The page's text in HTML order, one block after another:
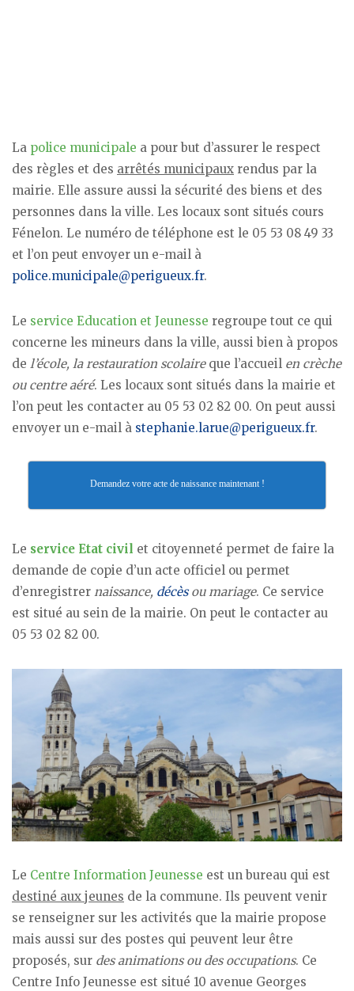
La police municipale a pour but d’assurer le respect
des règles et des arrêtés municipaux rendus par la
mairie. Elle assure aussi la sécurité des biens et des
personnes dans la ville. Les locaux sont situés cours
Fénelon. Le numéro de téléphone est le 05 53 08 49 33
et l’on peut envoyer un e-mail à
police.municipale@perigueux.fr.
Le service Education et Jeunesse regroupe tout ce qui
concerne les mineurs dans la ville, aussi bien à propos
de l’école, la restauration scolaireque l’accueil en crèche
ou centre aéré. Les locaux sont situés dans la mairie et
l’on peut les contacter au 05 53 02 82 00. On peut aussi
envoyer un e-mail à stephanie.larue@perigueux.fr.
Demandez votre acte de naissance maintenant !
Le service Etat civil et citoyenneté permet de faire la
demande de copie d’un acte officiel ou permet
d’enregistrer naissance, décèsou mariage. Ce service
est situé au sein de la mairie. On peut le contacter au
05 53 02 82 00.
Le Centre Information Jeunesse est un bureau qui est
destiné aux jeunes de la commune. Ils peuvent venir
se renseigner sur les activités que la mairie propose
mais aussi sur des postes qui peuvent leur être
proposés, sur des animations ou des occupations. Ce
Centre Info Jeunesse est situé 10 avenue Georges